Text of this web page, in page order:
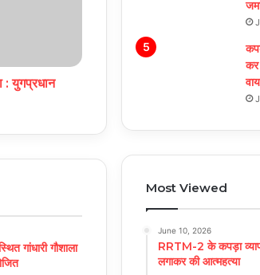
: युगप्रधान
गांधारी गौशाला
कर
Most Viewed
June 10, 2026
RRTM-2 के कपड़ा
लगाकर की आत्महत्या